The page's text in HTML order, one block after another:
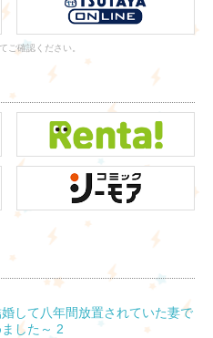
ご確認ください。
して八年間放置されていた妻で
した～ 2